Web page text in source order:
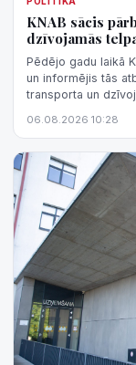
KNAB sācis
dzīvojamās
Pēdējo gadu laikā
un informējis tās
transporta un
kompensāciju
06.08.2026 10:28